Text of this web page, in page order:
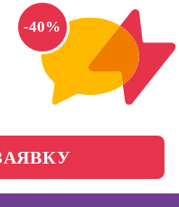
Менеджер по
маркетингу в
социальных
сетях (SMM-
менеджер)
Специалист по
таргетингу
-40%